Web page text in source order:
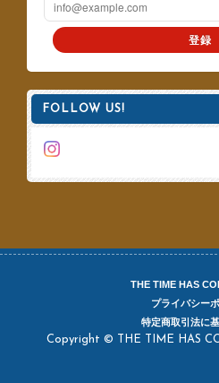
登録
FOLLOW US!
THE TIME HAS
プライバシー
特定商取引法に
Copyright © THE TIME HAS